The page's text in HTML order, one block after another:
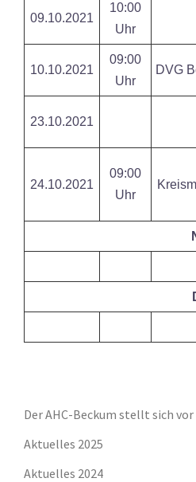
09.10.2021
10:00
Uhr
10.10.2021
09:00
Uhr
DVG
23.10.2021
24.10.2021
09:00
Uhr
Der AHC-Beckum stellt sich vor
Aktuelles 2025
Aktuelles 2024